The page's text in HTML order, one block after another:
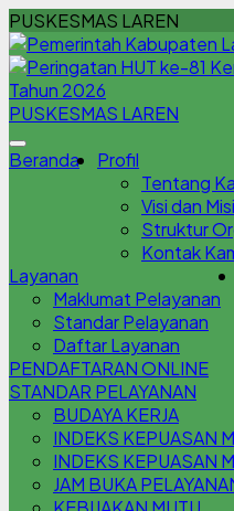
PUSKESMAS LAREN
PUSKESMAS LAREN
Beranda
Profil
Tentang
Visi dan Misi
Struktur
Kontak
Layanan
Maklumat Pelayanan
Standar Pelayanan
Daftar Layanan
PENDAFTARAN ONLINE
STANDAR PELAYANAN
BUDAYA KERJA
INDEKS KEPUASAN
INDEKS KEPUASAN
JAM BUKA